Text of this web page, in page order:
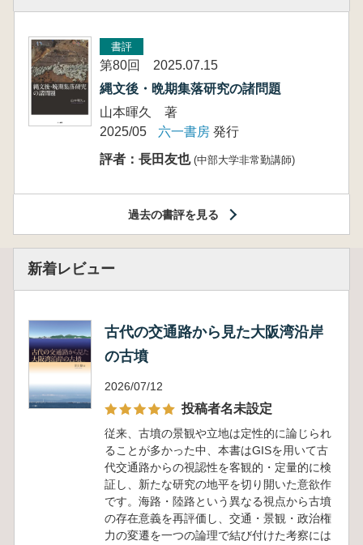
書評
第80回 2025.07.15
縄文後・晩期集落研究の諸問題
山本暉久 著
2025/05
六一書房 発行
評者：長田友也 (中部大学非常勤講師)
過去の書評を見る
新着レビュー
古代の交通路から見た大阪湾沿岸
の古墳
2026/07/12
投稿者名未設定
従来、古墳の景観や立地は定性的に論じられ
ることが多かった中、本書はGISを用いて古
代交通路からの視認性を客観的・定量的に検
証し、新たな研究の地平を切り開いた意欲作
です。海路・陸路という異なる視点から古墳
の存在意義を再評価し、交通・景観・政治権
力の変遷を一つの論理で結び付けた考察には